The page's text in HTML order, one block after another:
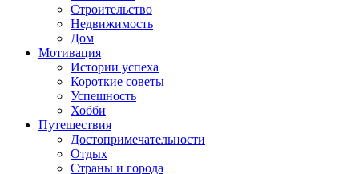
Строительство
Недвижимость
Дом
Мотивация
Истории успеха
Короткие советы
Успешность
Хобби
Путешествия
Достопримечательности
Отдых
Страны и города